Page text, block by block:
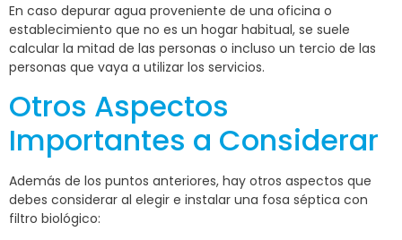
En caso depurar agua proveniente de una oficina o
establecimiento que no es un hogar habitual, se suele
calcular la mitad de las personas o incluso un tercio de las
personas que vaya a utilizar los servicios.
Otros Aspectos
Importantes a Considerar
Además de los puntos anteriores, hay otros aspectos que
debes considerar al elegir e instalar una fosa séptica con
filtro biológico: